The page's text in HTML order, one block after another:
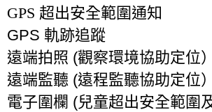
GPS 超出安全範圍通知
GPS 軌跡追蹤
遠端拍照 (觀察環境協助定位）
遠端監聽 (遠程監聽協助定位）
電子圍欄 (兒童超出安全範圍